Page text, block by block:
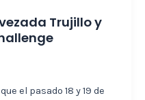
Trujillo y
el pasado 18 y 19 de